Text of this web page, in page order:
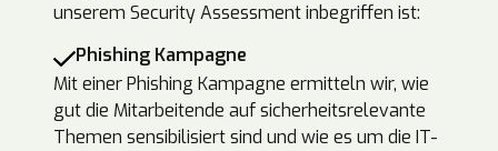
unserem Security Assessment inbegriffen ist:
Phishing Kampagne
Mit einer Phishing Kampagne ermitteln wir, wie
gut die Mitarbeitende auf sicherheitsrelevante
Themen sensibilisiert sind und wie es um die IT-